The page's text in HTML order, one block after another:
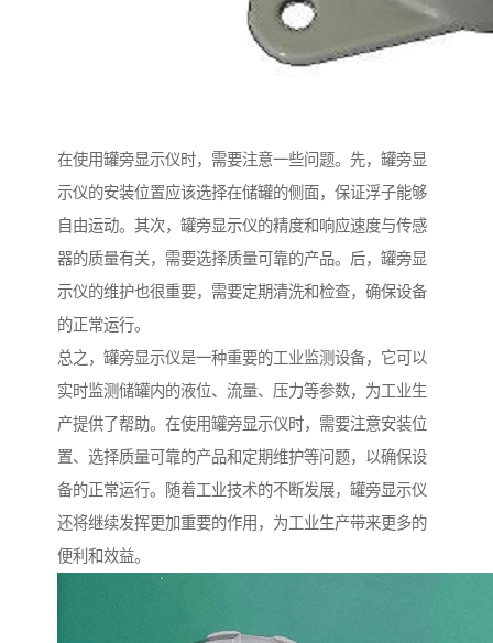
在使用罐旁显示仪时，需要注意一些问题。先，罐旁显
示仪的安装位置应该选择在储罐的侧面，保证浮子能够
自由运动。其次，罐旁显示仪的精度和响应速度与传感
器的质量有关，需要选择质量可靠的产品。后，罐旁显
示仪的维护也很重要，需要定期清洗和检查，确保设备
的正常运行。
总之，罐旁显示仪是一种重要的工业监测设备，它可以
实时监测储罐内的液位、流量、压力等参数，为工业生
产提供了帮助。在使用罐旁显示仪时，需要注意安装位
置、选择质量可靠的产品和定期维护等问题，以确保设
备的正常运行。随着工业技术的不断发展，罐旁显示仪
还将继续发挥更加重要的作用，为工业生产带来更多的
便利和效益。